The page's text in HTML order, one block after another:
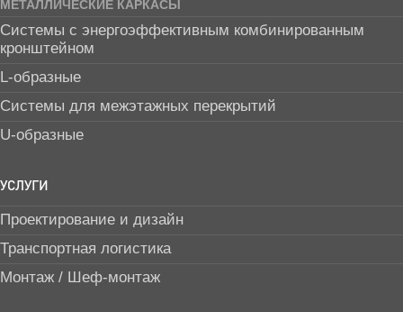
МЕТАЛЛИЧЕСКИЕ КАРКАСЫ
Системы с энергоэффективным комбинированным
кронштейном
L-образные
Системы для межэтажных перекрытий
U-образные
УСЛУГИ
Проектирование и дизайн
Транспортная логистика
Монтаж / Шеф-монтаж